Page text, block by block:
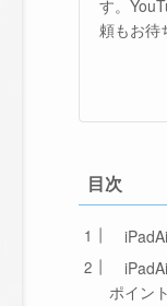
す。
頼もお待
目次
ポイント